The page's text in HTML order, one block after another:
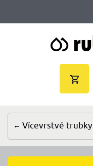
košík je
Vícevrstvé trubky a tvarovky pro Pex/Al/